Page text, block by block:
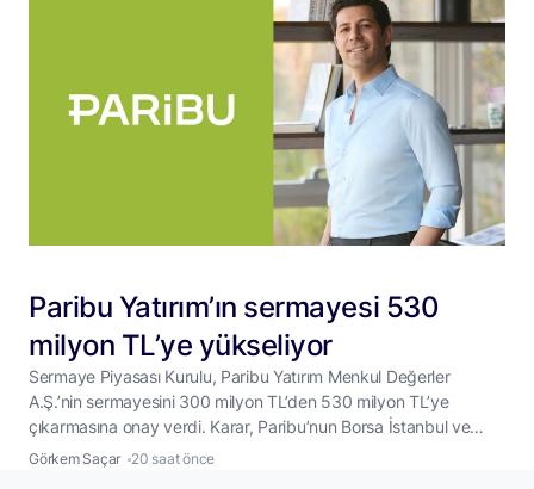
Paribu Yatırım’ın sermayesi 530
milyon TL’ye yükseliyor
Sermaye Piyasası Kurulu, Paribu Yatırım Menkul Değerler
A.Ş.’nin sermayesini 300 milyon TL’den 530 milyon TL’ye
çıkarmasına onay verdi. Karar, Paribu’nun Borsa İstanbul ve
ABD borsalarında hisse senedi işlemlerini başlatmaya
Görkem Saçar 20 saat önce